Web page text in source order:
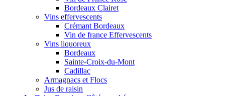
Bordeaux Clairet
Vins effervescents
Crémant Bordeaux
Vin de france Effervescents
Vins liquoreux
Bordeaux
Sainte-Croix-du-Mont
Cadillac
Armagnacs et Flocs
Jus de raisin